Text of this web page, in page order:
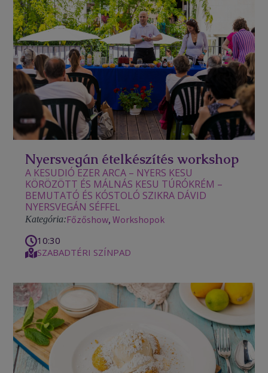
Nyersvegán ételkészítés workshop
A KESUDIÓ EZER ARCA – NYERS KESU
KÖRÖZÖTT ÉS MÁLNÁS KESU TÚRÓKRÉM –
BEMUTATÓ ÉS KÓSTOLÓ SZIKRA DÁVID
NYERSVEGÁN SÉFFEL
Kategória:Főzőshow,Workshopok
10:30
SZABADTÉRI SZÍNPAD